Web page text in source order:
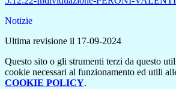
Notizie
Ultima revisione il 17-09-2024
Questo sito o gli strumenti terzi da questo
cookie necessari al funzionamento ed utili
COOKIE POLICY.